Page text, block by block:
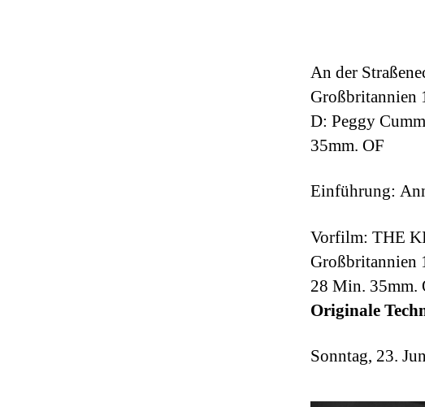
An der
Großbritannien
D: Peggy
35mm. OF
Einführung:
Vorfilm: THE
Großbritannien
28 Min. 35mm.
Originale
Sonntag, 23.